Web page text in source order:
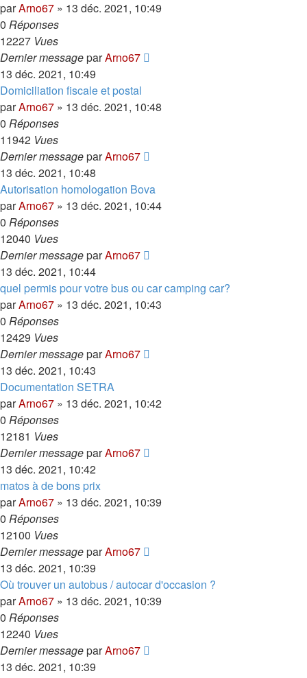
parArno67 » 13 déc. 2021, 10:49
0 Réponses
12227 Vues
Dernier messageparArno67
13 déc. 2021, 10:49
Domiciliation fiscale et postal
parArno67 » 13 déc. 2021, 10:48
0 Réponses
11942 Vues
Dernier messageparArno67
13 déc. 2021, 10:48
Autorisation homologation Bova
parArno67 » 13 déc. 2021, 10:44
0 Réponses
12040 Vues
Dernier messageparArno67
13 déc. 2021, 10:44
quel permis pour votre bus ou car camping car?
parArno67 » 13 déc. 2021, 10:43
0 Réponses
12429 Vues
Dernier messageparArno67
13 déc. 2021, 10:43
Documentation SETRA
parArno67 » 13 déc. 2021, 10:42
0 Réponses
12181 Vues
Dernier messageparArno67
13 déc. 2021, 10:42
matos à de bons prix
parArno67 » 13 déc. 2021, 10:39
0 Réponses
12100 Vues
Dernier messageparArno67
13 déc. 2021, 10:39
Où trouver un autobus / autocar d'occasion ?
parArno67 » 13 déc. 2021, 10:39
0 Réponses
12240 Vues
Dernier messageparArno67
13 déc. 2021, 10:39